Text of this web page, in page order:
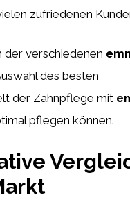
zufriedenen
der verschiedenen
des besten
der Zahnpflege mit
pflegen können.